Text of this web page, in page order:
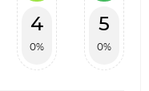
4
0%
5
0%